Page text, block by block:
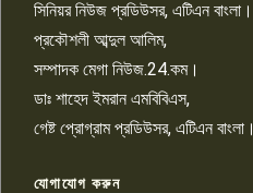
সিনিয়র নিউজ প্রডিউসর, এটিএন বাংলা।
প্রকৌশলী আব্দুল আলিম,
সম্পাদক মেগা নিউজ.24.কম।
ডাঃ শাহেদ ইমরান এমবিবিএস,
গেষ্ট প্রোগ্রাম প্রডিউসর, এটিএন বাংলা।
যোগাযোগ করুন